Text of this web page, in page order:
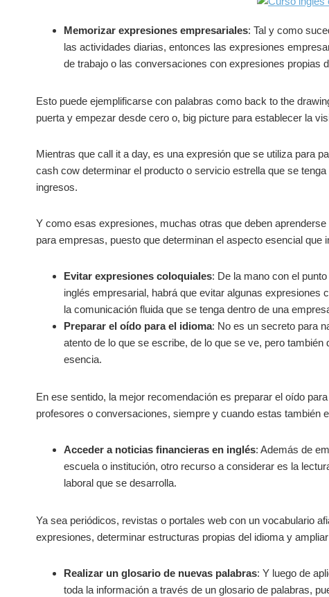
Memorizar expresiones empresariales: Tal y como
las actividades diarias, entonces las expresiones
de trabajo o las conversaciones con expresiones propias
Esto puede ejemplificarse con palabras como back to the
puerta y empezar desde cero o, big picture para establecer la
Mientras que call it a day, es una expresión que se utiliza para
cash cow determinar el producto o servicio estrella que se
ingresos.
Y como esas expresiones, muchas otras que deben aprenderse
para empresas, puesto que determinan el aspecto esencial que
Evitar expresiones coloquiales: De la mano con el
inglés empresarial, habrá que evitar algunas expresiones
la comunicación fluida que se tenga dentro de una
Preparar el oído para el idioma: No es un secreto para
atento de lo que se escribe, de lo que se ve, pero
esencia.
En ese sentido, la mejor recomendación es preparar el oído
profesores o conversaciones, siempre y cuando estas también
Acceder a noticias financieras en inglés: Además de
escuela o institución, otro recurso a considerar es la
laboral que se desarrolla.
Ya sea periódicos, revistas o portales web con un vocabulario
expresiones, determinar estructuras propias del idioma y
Realizar un glosario de nuevas palabras: Y luego de
toda la información a través de un glosario de palabras,